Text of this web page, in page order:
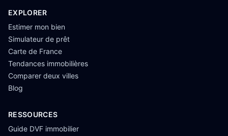
EXPLORER
Estimer mon bien
Simulateur de prêt
Carte de France
Tendances immobilières
Comparer deux villes
Blog
RESSOURCES
Guide DVF immobilier